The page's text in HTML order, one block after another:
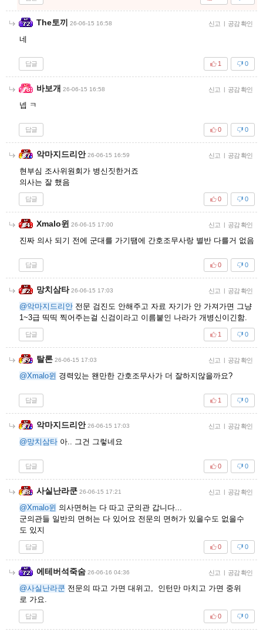
The토끼 26-06-15 16:58 신고 | 공감 확인
네
답글 0
1
바보개 26-06-15 16:58 신고 | 공감 확인
넵 ㅋ
답글 0
0
악마지드리안 26-06-15 16:59 신고 | 공감 확인
현부심 조사위원회가 병신짓한거죠
의사는 잘 했음
답글 0
0
Xmalo윈 26-06-15 17:00 신고 | 공감 확인
진짜 의사 되기 전에 군대를 가기땜에 간호조무사랑 별반 다를거 없음
답글 0
0
망치삼타 26-06-15 17:03 신고 | 공감 확인
@악마지드리안 전문 검진도 안해주고 자료 자기가 안 가져가면 그냥
1~3급 띡띡 찍어주는걸 신검이라고 이름붙인 나라가 개병신이긴함.
답글 0
1
탈론 26-06-15 17:03 신고 | 공감 확인
@Xmalo윈 경력있는 왠만한 간호조무사가 더 잘하지않을까요?
답글 0
1
악마지드리안 26-06-15 17:03 신고 | 공감 확인
@망치삼타 아.. 그건 그렇네요
답글 0
0
사실난라쿤 26-06-15 17:21 신고 | 공감 확인
@Xmalo윈 의사면허는 다 따고 군의관 갑니다...
군의관들 일반의 면허는 다 있어요 전문의 면허가 있을수도 없을수
도 있지
답글 0
0
에테버석죽숨 26-06-16 04:36 신고 | 공감 확인
@사실난라쿤 전문의 따고 가면 대위고, 인턴만 마치고 가면 중위
로 가요.
답글 0
0